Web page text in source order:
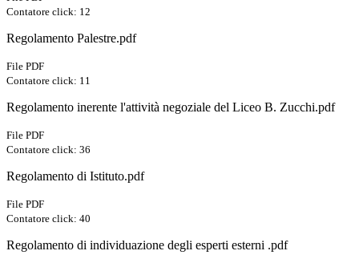
Contatore click: 12
Regolamento Palestre.pdf
File PDF
Contatore click: 11
Regolamento inerente l'attività negoziale del Liceo B. Zucchi.pdf
File PDF
Contatore click: 36
Regolamento di Istituto.pdf
File PDF
Contatore click: 40
Regolamento di individuazione degli esperti esterni .pdf